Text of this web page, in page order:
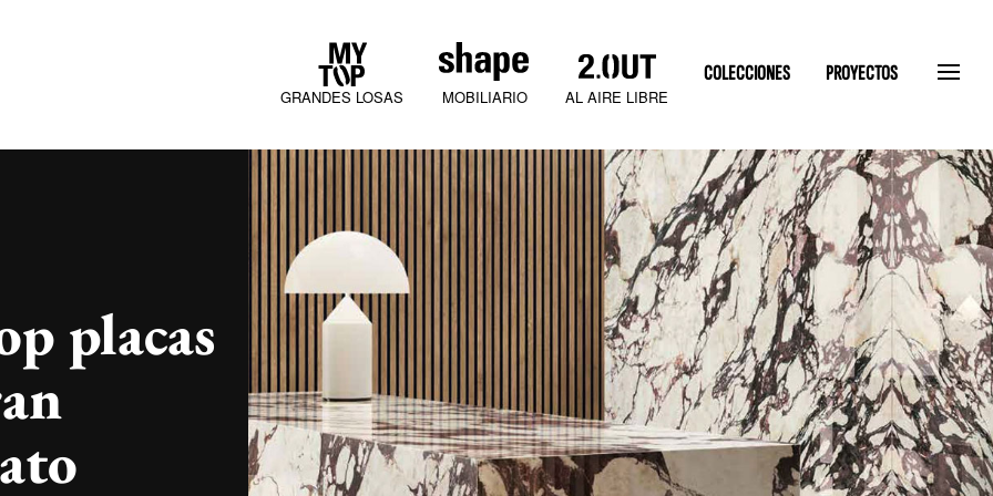
GRANDES LOSAS MOBILIARIO AL AIRE LIBRE
COLECCIONES
JURA MOOD SLATEN STONE
PROYECTOS
placas